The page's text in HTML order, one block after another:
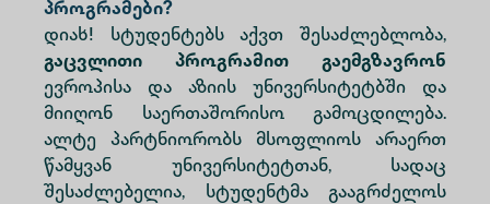
პროგრამები?
დიახ! სტუდენტებს აქვთ შესაძლებლობა,
გაცვლითი პროგრამით გაემგზავრონ
ევროპისა და აზიის უნივერსიტეტბში და
მიიღონ საერთაშორისო გამოცდილება.
ალტე პარტნიორობს მსოფლიოს არაერთ
წამყვან უნივერსიტეტთან, სადაც
შესაძლებელია, სტუდენტმა გააგრძელოს